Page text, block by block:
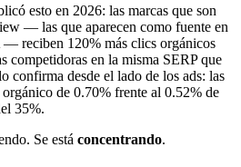
esto en 2026: las marcas que son
— las que aparecen como fuente en
— reciben 120% más clics orgánicos
competidoras en la misma SERP que
confirma desde el lado de los ads: las
de 0.70% frente al 0.52% de
35%.
Se está concentrando.